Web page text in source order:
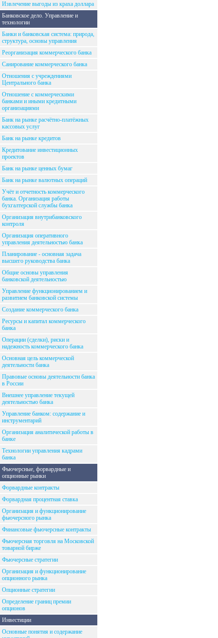
Извлечение выгоды из краха доллара
Банковское дело. Управление и
технологии
Банки и банковская система: природа,
структура, основы управления
Реорганизация коммерческого банка
Санирование коммерческого банка
Отношения с учреждениями
Центрального банка
Отношение с коммерческими
банками и иными кредитными
организациями
Банк на рынке расчётно-платёжных
кассовых услуг
Банк на рынке кредитов
Кредитование инвестиционных
проектов
Банк на рынке ценных бумаг
Банк на рынке валютных операций
Учёт и отчетность коммерческого
банка. Организация работы
бухгалтерской службы банка
Организация внутрибанковского
контроля
Организация оперативного
управления деятельностью банка
Планирование - основная задача
высшего руководства банка
Общие основы управления
банковской деятельностью
Управление функционированием и
развитием банковской системы
Создание коммерческого банка
Ресурсы и капитал коммерческого
банка
Операции (сделки), риски и
надежность коммерческого банка
Основная цель коммерческой
деятельности банка
Правовые основы деятельности банка
в России
Внешнее управление текущей
деятельностью банка
Управление банком: содержание и
инструментарий
Организация аналитической работы в
банке
Технологии управления кадрами
банка
Фьючерсные, форвардные и
опционные рынки
Форвардные контракты
Форвардная процентная ставка
Организация и функционирование
фьючерсного рынка
Финансовые фьючерсные контракты
Фьючерсная торговля на Московской
товарной бирже
Фьючерсные стратегии
Организация и функционирование
опционного рынка
Опционные стратегии
Определение границ премии
опционов
Инвестиции
Основные понятия и содержание